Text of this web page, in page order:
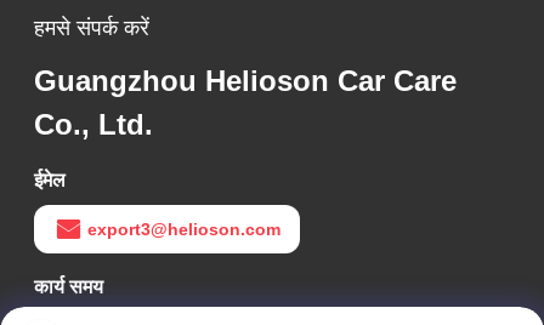
हमसे संपर्क करें
Guangzhou Helioson Car Care
Co., Ltd.
ईमेल
export3@helioson.com
कार्य समय